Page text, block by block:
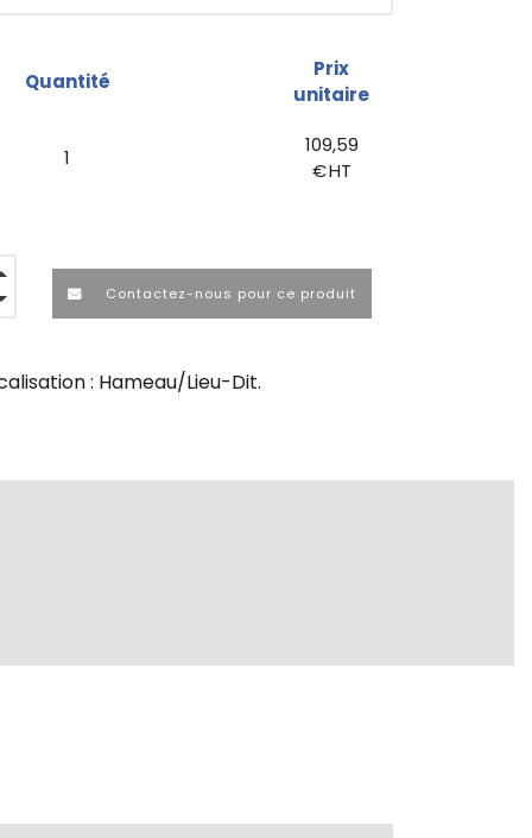
Quantité
Prix
unitaire
1
109,59
€ HT
Contactez-nous pour ce produit
: Hameau/Lieu-Dit.